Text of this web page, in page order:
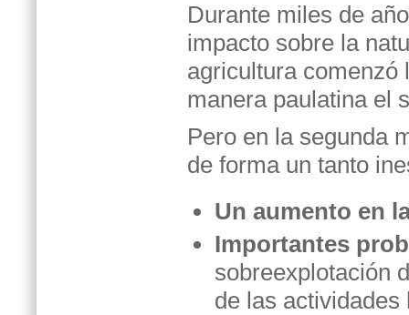
Durante miles de
impacto sobre la
agricultura comenzó
manera paulatina el
Pero en la segunda
de forma un tanto
Un aumento en
Importantes
sobreexplotación
de las